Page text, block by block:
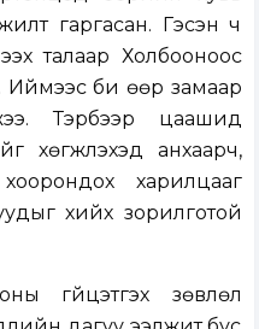
гаргасан. Гэсэн ч
талаар Холбооноос
Иймээс би өөр замаар
Тэрбээр цаашид
хөгжүүлэхэд анхаарч,
харилцааг
хийх зорилготой
гүйцэтгэх зөвлөл